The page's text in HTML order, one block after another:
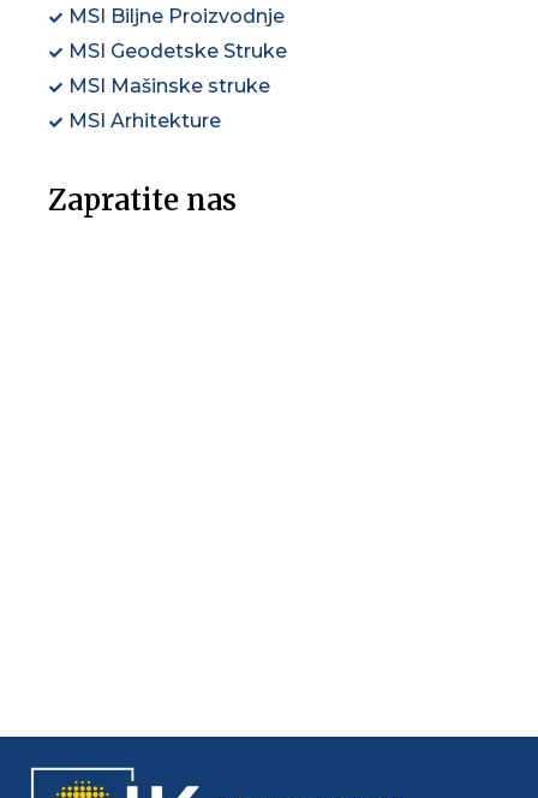
MSI Biljne Proizvodnje
MSI Geodetske Struke
MSI Mašinske struke
MSI Arhitekture
Zapratite nas